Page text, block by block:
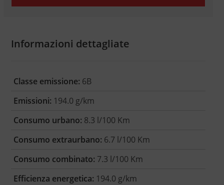
Informazioni dettagliate
Classe emissione: 6B
Emissioni: 194.0 g/km
Consumo urbano: 8.3 l/100 Km
Consumo extraurbano: 6.7 l/100 Km
Consumo combinato: 7.3 l/100 Km
Efficienza energetica: 194.0 g/km